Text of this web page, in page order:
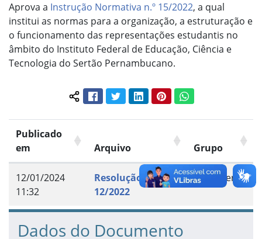
Aprova a Instrução Normativa n.º 15/2022, a qual
institui as normas para a organização, a estruturação e
o funcionamento das representações estudantis no
âmbito do Instituto Federal de Educação, Ciência e
Tecnologia do Sertão Pernambucano.
Compartilhar conteúdo:
FacebookTwitterLinkedInPinterestWhatsApp
Publicado
em
Arquivo Grupo
12/01/2024
11:32
Resolução n.º
12/2022
Documento
Dados do Documento